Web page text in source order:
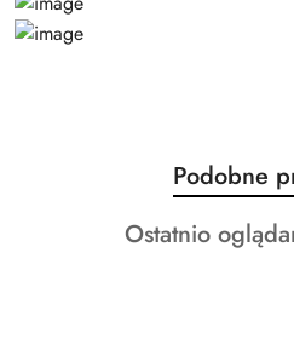
Pomiń karuzelęProdukty
o
statusie:
Podobne
Produkty
Ostatnio